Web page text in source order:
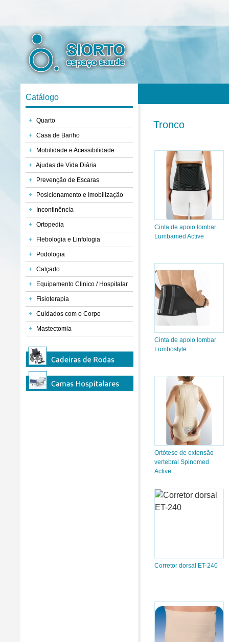
Catálogo
+ Quarto
+ Casa de Banho
+ Mobilidade e Acessibilidade
+ Ajudas de Vida Diária
+ Prevenção de Escaras
+ Posicionamento e Imobilização
+ Incontinência
+ Ortopedia
+ Flebologia e Linfologia
+ Podologia
+ Calçado
+ Equipamento Clinico / Hospitalar
+ Fisioterapia
+ Cuidados com o Corpo
+ Mastectomia
Tronco
Cinta de apoio lombar
Lumbamed Active
Cinta de apoio lombar
Lumbostyle
Ortótese de extensão
vertebral Spinomed
Active
Corretor dorsal ET-240